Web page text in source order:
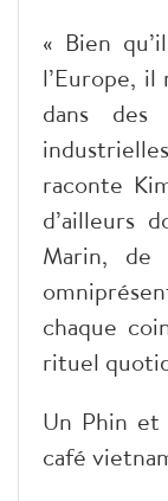
« Bien
l’Europe,
dans des
raconte
d’ailleurs
Marin,
chaque
rituel
Un Phin et
café